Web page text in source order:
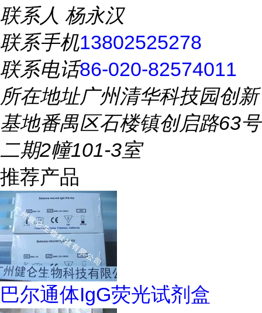
联系人 杨永汉
联系手机13802525278
联系电话86-020-82574011
所在地址广州清华科技园创新
基地番禺区石楼镇创启路63号
二期2幢101-3室
推荐产品
巴尔通体IgG荧光试剂盒